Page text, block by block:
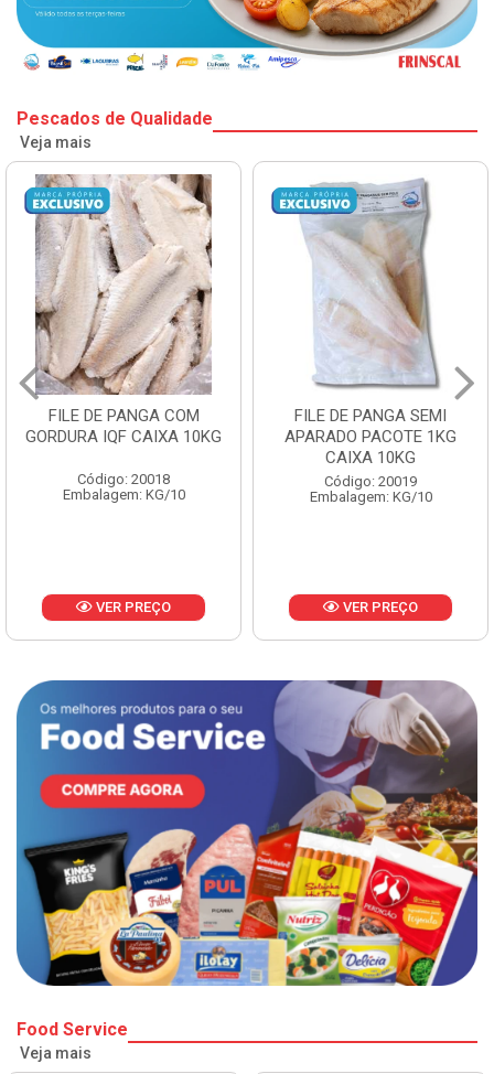
Pescados de Qualidade
Veja mais
FILE DE PANGA SEMI
APARADO PACOTE 1KG
Código: 20019
Embalagem: KG/10
VER PREÇO
POLACA DESFIADA
PESCAMARES PCT5KG
CX10KG
Código: 20161
Embalagem: KG/10
VER PREÇO
Food Service
Veja mais